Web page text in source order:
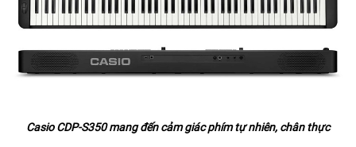
Casio CDP-S350 mang đến cảm giác phím tự nhiên, chân thực